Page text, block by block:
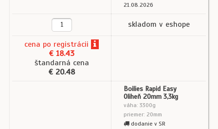
21.08.2026
skladom v eshope
cena po registrácii
€ 18.43
štandarná cena
€ 20.48
Boilies Rapid Easy
Oliheň 20mm 3,3kg
váha: 3300g
priemer: 20mm
dodanie v SR